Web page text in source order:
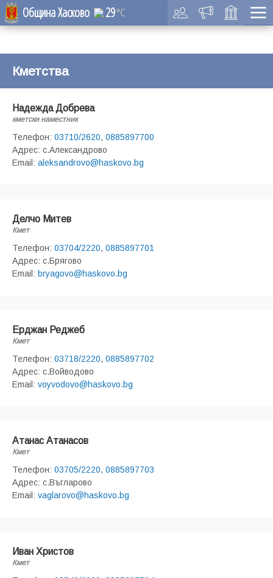
Община Хасково 29°C
Кметства
Надежда Добрева
кметски наместник
Телефон: 03710/2620, 0885897700
Адрес: с.Александрово
Email: aleksandrovo@haskovo.bg
Делчо Митев
Кмет
Телефон: 03704/2220, 0885897701
Адрес: с.Брягово
Email: bryagovo@haskovo.bg
Ерджан Реджеб
Кмет
Телефон: 03718/2220, 0885897702
Адрес: с.Войводово
Email: voyvodovo@haskovo.bg
Атанас Атанасов
Кмет
Телефон: 03705/2220, 0885897703
Адрес: с.Въгларово
Email: vaglarovo@haskovo.bg
Иван Христов
Кмет